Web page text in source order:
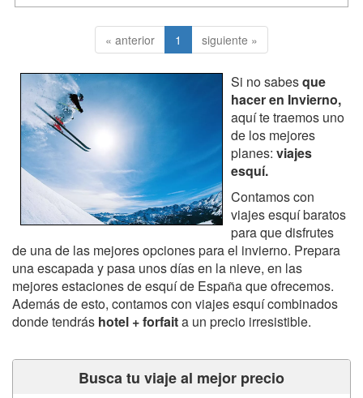
« anterior 1 siguiente »
Si no sabesque
hacer en Invierno,
aquí te traemos uno
de los mejores
planes: viajes
esquí.
Contamos con
viajes esquí baratos
para que disfrutes
de una de las mejores opciones para el invierno. Prepara
una escapada y pasa unos días en la nieve, en las
mejores estaciones de esquí de España que ofrecemos.
Además de esto, contamos con viajes esquí combinados
donde tendrás hotel + forfaita un precio irresistible.
Busca tu viaje al mejor precio